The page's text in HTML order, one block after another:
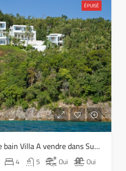
ÉPUISÉ
4 Chambre 5 Salle de bain Villa A vendre dans Sud-Ouest – HS0789
4 5 Oui Oui